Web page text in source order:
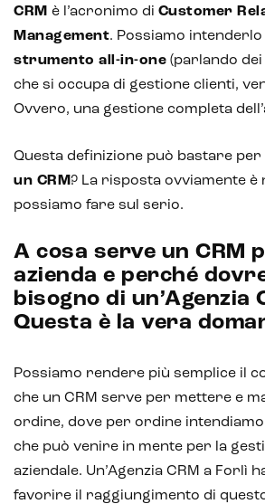
Intelligenza Artificiale e
Metaverso
CRM è l’acronimo di Customer
Management. Possiamo
strumento all-in-one (parlando dei
che si occupa di gestione clienti,
Ovvero, una gestione completa
Questa definizione può bastare
un CRM ? La risposta ovviamente è
possiamo fare sul serio.
A cosa serve un CRM
azienda e perché
bisogno di un’Agenzia
Questa è la vera
Possiamo rendere più semplice il
che un CRM serve per mettere e
ordine, dove per ordine
che può venire in mente per la
aziendale. Un’Agenzia CRM a Forlì
favorire il raggiungimento di